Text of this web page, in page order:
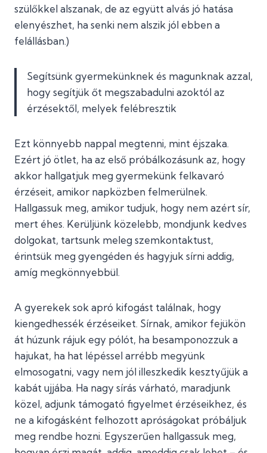
szülőkkel alszanak, de az együtt alvás jó hatása
elenyészhet, ha senki nem alszik jól ebben a
felállásban.)
Segítsünk gyermekünknek és magunknak azzal,
hogy segítjük őt megszabadulni azoktól az
érzésektől, melyek felébresztik
Ezt könnyebb nappal megtenni, mint éjszaka.
Ezért jó ötlet, ha az első próbálkozásunk az, hogy
akkor hallgatjuk meg gyermekünk felkavaró
érzéseit, amikor napközben felmerülnek.
Hallgassuk meg, amikor tudjuk, hogy nem azért sír,
mert éhes. Kerüljünk közelebb, mondjunk kedves
dolgokat, tartsunk meleg szemkontaktust,
érintsük meg gyengéden és hagyjuk sírni addig,
amíg megkönnyebbül.
A gyerekek sok apró kifogást találnak, hogy
kiengedhessék érzéseiket. Sírnak, amikor fejükön
át húzunk rájuk egy pólót, ha besamponozzuk a
hajukat, ha hat lépéssel arrébb megyünk
elmosogatni, vagy nem jól illeszkedik kesztyűjük a
kabát ujjába. Ha nagy sírás várható, maradjunk
közel, adjunk támogató figyelmet érzéseikhez, és
ne a kifogásként felhozott apróságokat próbáljuk
meg rendbe hozni. Egyszerűen hallgassuk meg,